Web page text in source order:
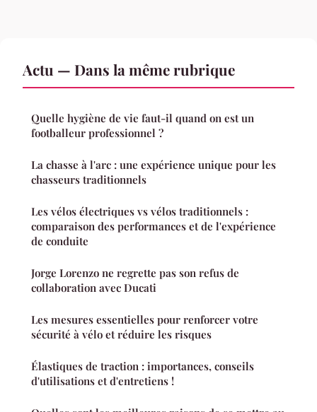
Actu — Dans la même rubrique
Quelle hygiène de vie faut-il quand on est un
footballeur professionnel ?
La chasse à l'arc : une expérience unique pour les
chasseurs traditionnels
Les vélos électriques vs vélos traditionnels :
comparaison des performances et de l'expérience
de conduite
Jorge Lorenzo ne regrette pas son refus de
collaboration avec Ducati
Les mesures essentielles pour renforcer votre
sécurité à vélo et réduire les risques
Élastiques de traction : importances, conseils
d'utilisations et d'entretiens !